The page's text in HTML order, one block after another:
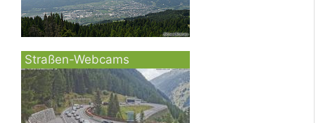
Straßen-Webcams